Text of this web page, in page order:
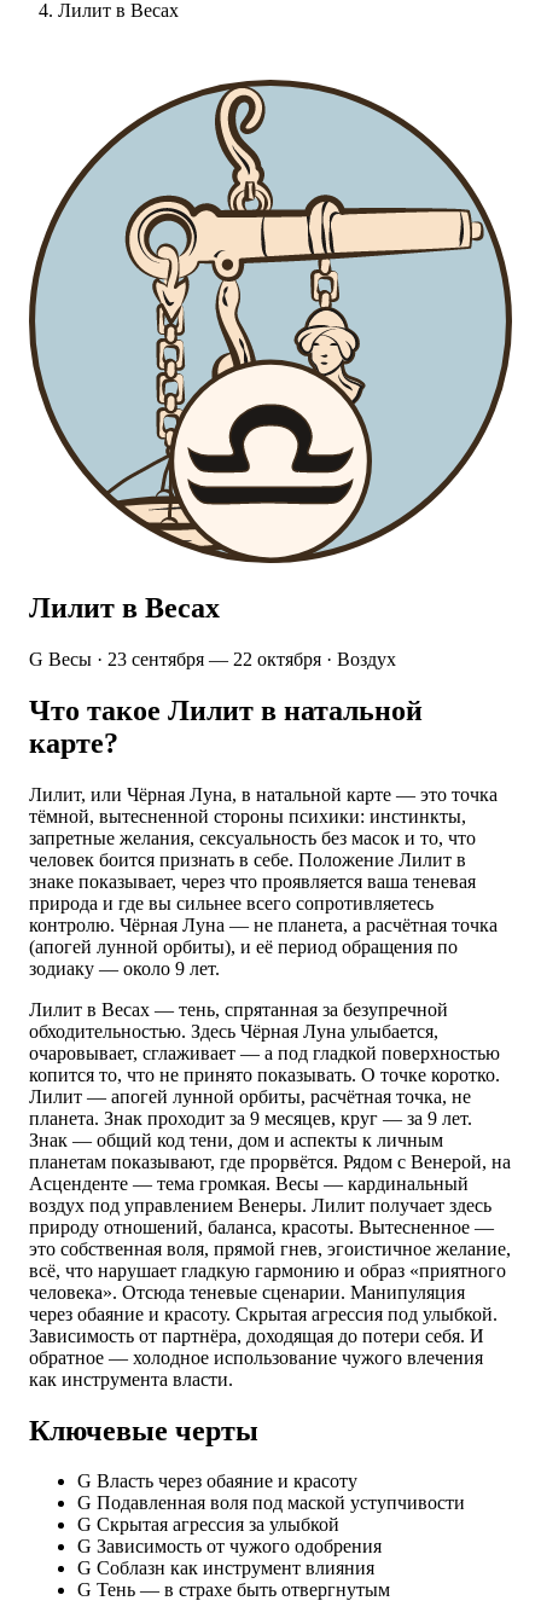
Лилит в Весах
Лилит в Весах
G Весы · 23 сентября — 22 октября · Воздух
Что такое Лилит в натальной
карте?
Лилит, или Чёрная Луна, в натальной карте — это точка
тёмной, вытесненной стороны психики: инстинкты,
запретные желания, сексуальность без масок и то, что
человек боится признать в себе. Положение Лилит в
знаке показывает, через что проявляется ваша теневая
природа и где вы сильнее всего сопротивляетесь
контролю. Чёрная Луна — не планета, а расчётная точка
(апогей лунной орбиты), и её период обращения по
зодиаку — около 9 лет.
Лилит в Весах — тень, спрятанная за безупречной
обходительностью. Здесь Чёрная Луна улыбается,
очаровывает, сглаживает — а под гладкой поверхностью
копится то, что не принято показывать. О точке коротко.
Лилит — апогей лунной орбиты, расчётная точка, не
планета. Знак проходит за 9 месяцев, круг — за 9 лет.
Знак — общий код тени, дом и аспекты к личным
планетам показывают, где прорвётся. Рядом с Венерой, на
Асценденте — тема громкая. Весы — кардинальный
воздух под управлением Венеры. Лилит получает здесь
природу отношений, баланса, красоты. Вытесненное —
это собственная воля, прямой гнев, эгоистичное желание,
всё, что нарушает гладкую гармонию и образ «приятного
человека». Отсюда теневые сценарии. Манипуляция
через обаяние и красоту. Скрытая агрессия под улыбкой.
Зависимость от партнёра, доходящая до потери себя. И
обратное — холодное использование чужого влечения
как инструмента власти.
Ключевые черты
G Власть через обаяние и красоту
G Подавленная воля под маской уступчивости
G Скрытая агрессия за улыбкой
G Зависимость от чужого одобрения
G Соблазн как инструмент влияния
G Тень — в страхе быть отвергнутым